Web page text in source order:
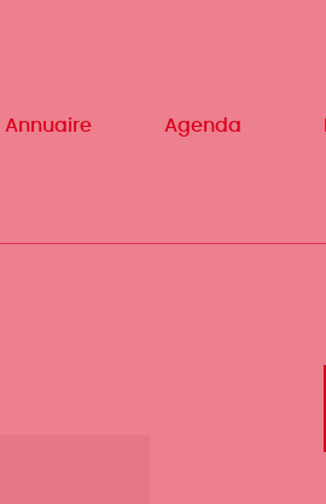
Annuaire Agenda
Annuaire Agenda